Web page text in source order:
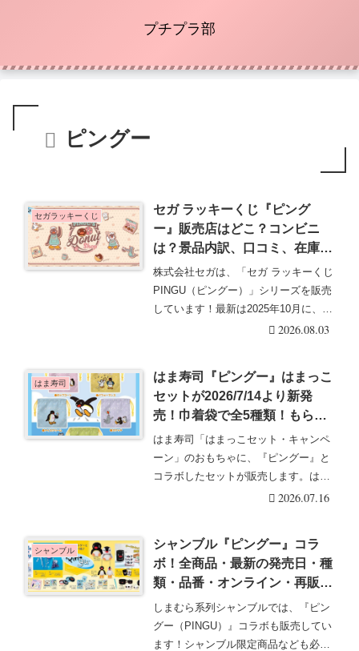
プチプラ部
ピングー
セガラッキーくじ
セガ ラッキーくじ『ピング
ー』販売店はどこ？コンビニ
は？景品内訳、口コミ、在庫、
売り切れまとめ！PINGU’S
Donut Shopで2026/10に新発
売！
株式会社セガは、「セガ ラッキーくじ
PINGU（ピングー）」シリーズを販売
しています！最新は2025年10月に、ピ
2026.08.03
はま寿司
はま寿司『ピングー』はまっこ
セットが2026/7/14より新発
売！巾着袋で全5種類！もらい
方、シークレットは無し！大人
も注文できる！
はま寿司「はまっこセット・キャンペ
ーン」のおもちゃに、『ピングー』と
コラボしたセットが販売します。はま
寿司『ピングー』コ・・・続きを読む
2026.07.16
シャンブル
シャンブル『ピングー』コラ
ボ！全商品・最新の発売日・種
類・品番・オンライン・再販ま
とめ！取扱店はどこ？雑貨グッ
ズ、タキシードサムのコラボも
2026/7/8より新発売！
しまむら系列シャンブルでは、『ピン
グー（PINGU）』コラボも販売してい
ます！シャンブル限定商品なども必見